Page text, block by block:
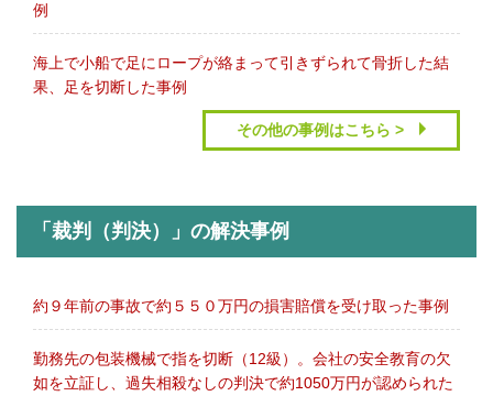
例
海上で小船で足にロープが絡まって引きずられて骨折した結
果、足を切断した事例
その他の事例はこちら >
「裁判（判決）」の解決事例
約９年前の事故で約５５０万円の損害賠償を受け取った事例
勤務先の包装機械で指を切断（12級）。会社の安全教育の欠
如を立証し、過失相殺なしの判決で約1050万円が認められた